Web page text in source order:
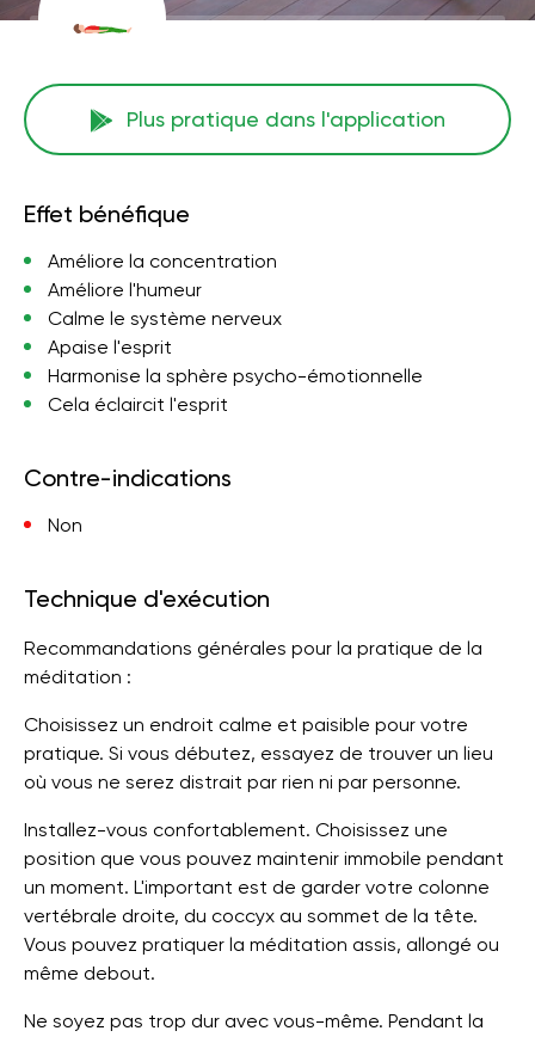
Plus pratique dans l'application
Effet bénéfique
Améliore la concentration
Améliore l'humeur
Calme le système nerveux
Apaise l'esprit
Harmonise la sphère psycho-émotionnelle
Cela éclaircit l'esprit
Contre-indications
Non
Technique d'exécution
Recommandations générales pour la pratique de la
méditation :
Choisissez un endroit calme et paisible pour votre
pratique. Si vous débutez, essayez de trouver un lieu
où vous ne serez distrait par rien ni par personne.
Installez-vous confortablement. Choisissez une
position que vous pouvez maintenir immobile pendant
un moment. L'important est de garder votre colonne
vertébrale droite, du coccyx au sommet de la tête.
Vous pouvez pratiquer la méditation assis, allongé ou
même debout.
Ne soyez pas trop dur avec vous-même. Pendant la